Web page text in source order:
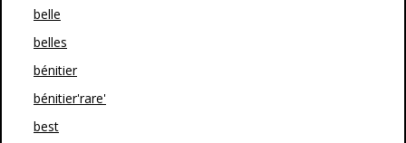
belle
belles
bénitier
bénitier'rare'
best